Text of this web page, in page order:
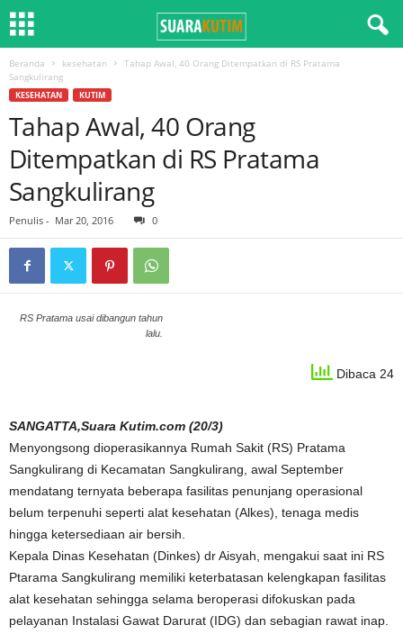
Beranda kesehatan
Tahap Awal, 40 Orang Ditempatkan di RS Pratama
Sangkulirang
KESEHATAN KUTIM
Tahap Awal, 40 Orang
Ditempatkan di RS Pratama
Sangkulirang
Penulis - Mar 20, 2016 0
RS Pratama usai dibangun tahun
lalu.
Dibaca 24
SANGATTA,Suara Kutim.com (20/3)
Menyongsong dioperasikannya Rumah Sakit (RS) Pratama
Sangkulirang di Kecamatan Sangkulirang, awal September
mendatang ternyata beberapa fasilitas penunjang operasional
belum terpenuhi seperti alat kesehatan (Alkes), tenaga medis
hingga ketersediaan air bersih.
Kepala Dinas Kesehatan (Dinkes) dr Aisyah, mengakui saat ini RS
Ptarama Sangkulirang memiliki keterbatasan kelengkapan fasilitas
alat kesehatan sehingga selama beroperasi difokuskan pada
pelayanan Instalasi Gawat Darurat (IDG) dan sebagian rawat inap.